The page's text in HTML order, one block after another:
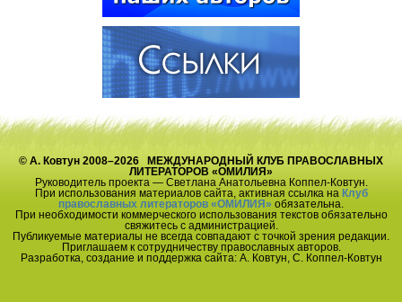
© А. Ковтун 2008–2026 МЕЖДУНАРОДНЫЙ КЛУБ ПРАВОСЛАВНЫХ
ЛИТЕРАТОРОВ «ОМИЛИЯ»
Руководитель проекта — Светлана Анатольевна Коппел-Ковтун.
При использования материалов сайта, активная ссылка на Клуб
православных литераторов «ОМИЛИЯ» обязательна.
При необходимости коммерческого использования текстов обязательно
свяжитесь с администрацией.
Публикуемые материалы не всегда совпадают с точкой зрения редакции.
Приглашаем к сотрудничеству православных авторов.
Разработка, создание и поддержка сайта: А. Ковтун, С. Коппел-Ковтун